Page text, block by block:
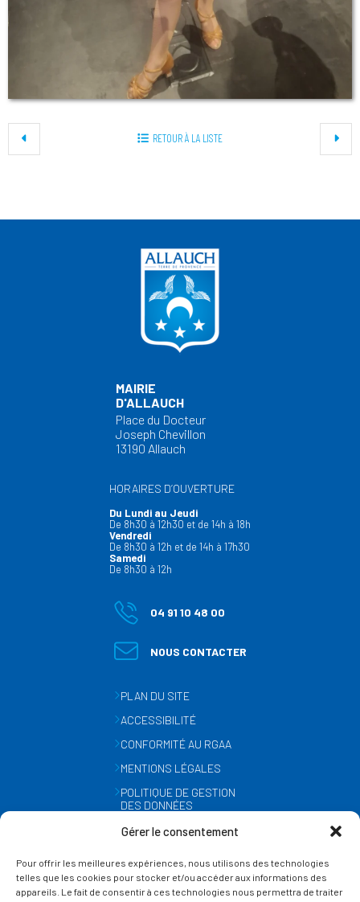
Gérer le consentement
Pour offrir les meilleures expériences, nous utilisons des technologies
telles que les cookies pour stocker et/ou accéder aux informations des
appareils. Le fait de consentir à ces technologies nous permettra de traiter
RETOUR À LA LISTE
MAIRIE
D'ALLAUCH
Place du Docteur
Joseph Chevillon
13190 Allauch
HORAIRES D’OUVERTURE
Du Lundi au Jeudi
De 8h30 à 12h30 et de 14h à 18h
Vendredi
De 8h30 à 12h et de 14h à 17h30
Samedi
De 8h30 à 12h
04 91 10 48 00
NOUS CONTACTER
PLAN DU SITE
ACCESSIBILITÉ
CONFORMITÉ AU RGAA
MENTIONS LÉGALES
POLITIQUE DE GESTION
DES DONNÉES
GESTION DES COOKIES